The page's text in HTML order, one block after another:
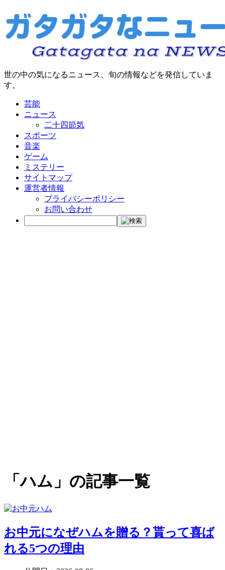
世の中の気になるニュース、旬の情報などを発信していま
す。
芸能
ニュース
二十四節気
スポーツ
音楽
ゲーム
ミステリー
サイトマップ
運営者情報
プライバシーポリシー
お問い合わせ
「ハム」の記事一覧
お中元になぜハムを贈る？貰って喜ば
れる5つの理由